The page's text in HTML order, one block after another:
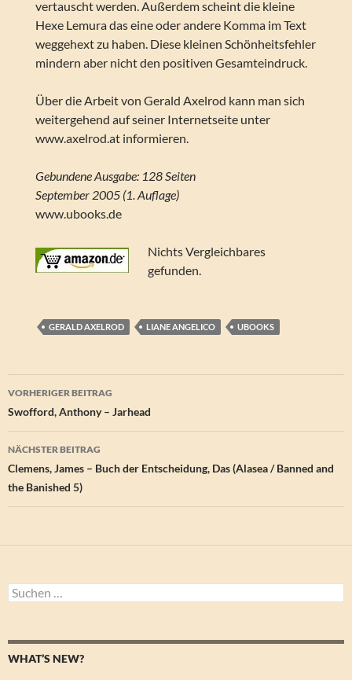
vertauscht werden. Außerdem scheint die kleine
Hexe Lemura das eine oder andere Komma im Text
weggehext zu haben. Diese kleinen Schönheitsfehler
mindern aber nicht den positiven Gesamteindruck.
Über die Arbeit von Gerald Axelrod kann man sich
weitergehend auf seiner Internetseite unter
www.axelrod.at informieren.
Gebundene Ausgabe: 128 Seiten
September 2005 (1. Auflage)
www.ubooks.de
Nichts Vergleichbares
gefunden.
GERALD AXELROD LIANE ANGELICO UBOOKS
Beitragsnavigation
VORHERIGER BEITRAG
Swofford, Anthony – Jarhead
NÄCHSTER BEITRAG
Clemens, James – Buch der Entscheidung, Das (Alasea / Banned and
the Banished 5)
Suchen
nach:
WHAT’S NEW?